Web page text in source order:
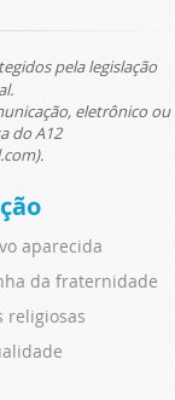
pela legislação
eletrônico ou
do A12
aparecida
da fraternidade
religiosas